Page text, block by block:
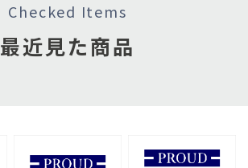
Checked Items
最近見た商品